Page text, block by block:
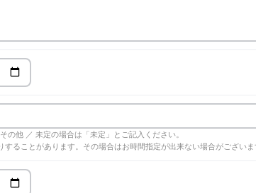
の他 ／ 未定の場合は「未定」とご記入ください。
することがあります。その場合はお時間指定が出来ない場合がございま